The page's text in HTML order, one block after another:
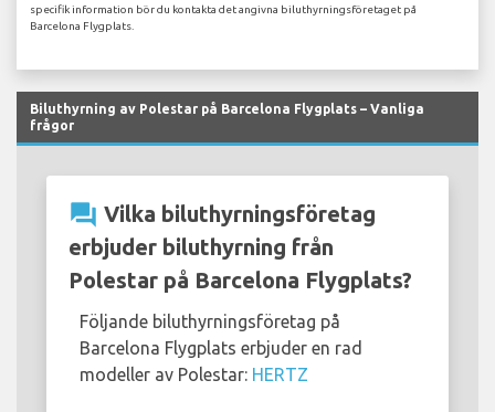
specifik information bör du kontakta det angivna biluthyrningsföretaget på
Barcelona Flygplats.
Biluthyrning av Polestar på Barcelona Flygplats – Vanliga
frågor
question_answer Vilka biluthyrningsföretag
erbjuder biluthyrning från
Polestar på Barcelona Flygplats?
Följande biluthyrningsföretag på
Barcelona Flygplats erbjuder en rad
modeller av Polestar: HERTZ